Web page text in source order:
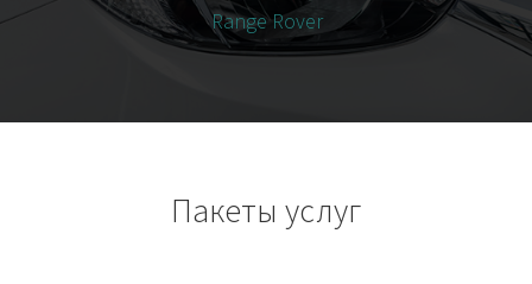
Range Rover
Пакеты услуг